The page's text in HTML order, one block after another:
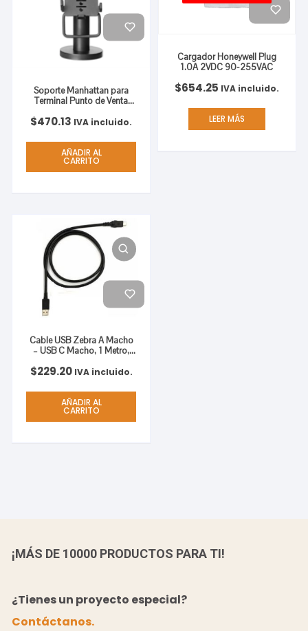
Soporte Manhattan para
Terminal Punto de Venta
Inclinable
$470.13 IVA incluido.
AÑADIR AL
CARRITO
Cargador Honeywell Plug
1.0A 2VDC 90-255VAC
$654.25 IVA incluido.
LEER MÁS
Cable USB Zebra A Macho
– USB C Macho, 1 Metro,
TC51/TC52/TC56/TC57
$229.20 IVA incluido.
AÑADIR AL
CARRITO
¡MÁS DE 10000 PRODUCTOS PARA TI!
¿Tienes un proyecto especial?
Contáctanos.